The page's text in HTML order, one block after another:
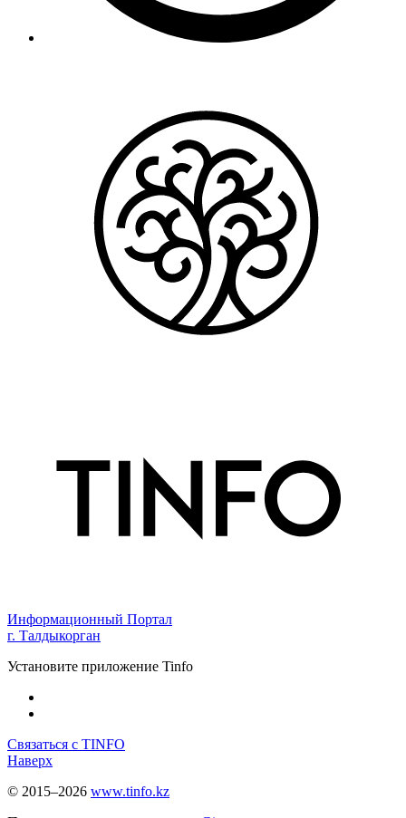
Информационный Портал
г. Талдыкорган
Установите приложение Tinfo
Связаться с TINFO
Наверх
© 2015–2026 www.tinfo.kz